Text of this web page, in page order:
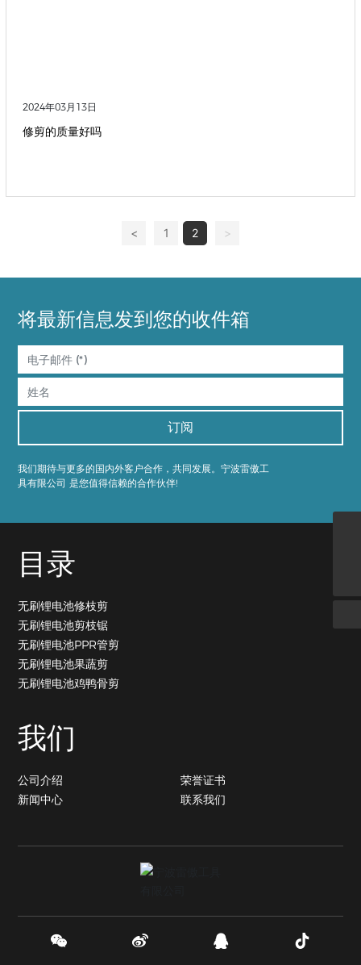
2024年03月13日
修剪的质量好吗
< 1 2 >
将最新信息发到您的收件箱
订阅
我们期待与更多的国内外客户合作，共同发展。宁波雷傲工
具有限公司 是您值得信赖的合作伙伴!
目录
无刷锂电池修枝剪
无刷锂电池剪枝锯
无刷锂电池PPR管剪
无刷锂电池果蔬剪
无刷锂电池鸡鸭骨剪
我们
公司介绍
荣誉证书
新闻中心
联系我们